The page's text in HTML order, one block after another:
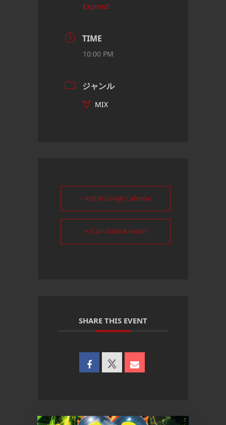
Expired!
TIME
10:00 PM
ジャンル
MIX
+ Add to Google Calendar
+ iCal / Outlook export
SHARE THIS EVENT